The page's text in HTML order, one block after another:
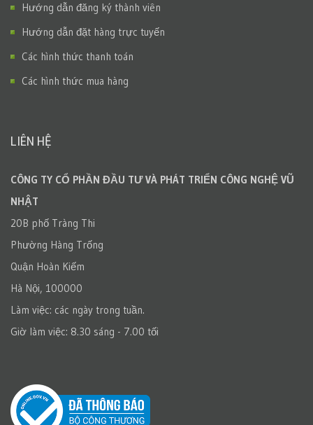
Hướng dẫn đăng ký thành viên
Hướng dẫn đặt hàng trực tuyến
Các hình thức thanh toán
Các hình thức mua hàng
LIÊN HỆ
CÔNG TY CỔ PHẦN ĐẦU TƯ VÀ PHÁT TRIỂN CÔNG NGHỆ VŨ
NHẬT
20B phố Tràng Thi
Phường Hàng Trống
Quận Hoàn Kiếm
Hà Nội, 100000
Làm việc: các ngày trong tuần.
Giờ làm việc: 8.30 sáng - 7.00 tối